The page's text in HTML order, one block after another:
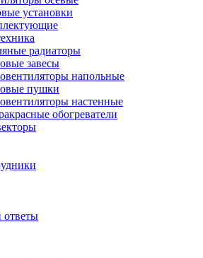
установки
радиаторы
завесы
напольные
пушки
настенные
обогреватели